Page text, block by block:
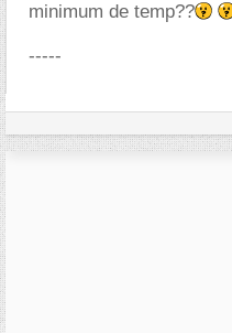
minimum de temp??
-----